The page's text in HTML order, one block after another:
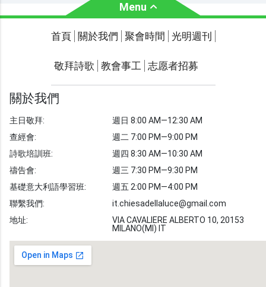
Menu
關於我們 聚會時間
光明週刊 學習聖經
聖經故事
敬拜詩歌 圖庫
聖經金句
教會事工 志愿者招募
首頁 關於我們 聚會時間 光明週刊
敬拜詩歌 教會事工 志愿者招募
關於我們
主日敬拜:
查經會:
詩歌培訓班:
禱告會:
基礎意大利語學習班:
聯繫我們:
地址:
週日 8:00 AM—12:30 AM
週二 7:00 PM—9:00 PM
週四 8:30 AM—10:30 AM
週三 7:30 PM—9:30 PM
週五 2:00 PM—4:00 PM
it.chiesadellaluce@gmail.com
VIA CAVALIERE ALBERTO 10, 20153
MILANO(MI) IT